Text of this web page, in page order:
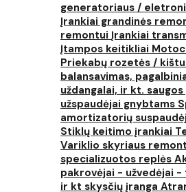
generatoriaus /
Įrankiai grandinės
remontui Įrankiai
Įtampos keitikliai
Priekabų rozetės /
balansavimas,
uždangalai, ir kt. saugos
užspaudėjai gnybtams
amortizatorių
Stiklų keitimo įrankiai
Variklio skyriaus
specializuotos replės
pakrovėjai - užvedėjai
ir kt skysčių įranga